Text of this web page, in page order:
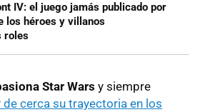
IV: el juego jamás publicado por
los héroes y villanos
roles
Star Wars y siempre
cerca su trayectoria en los